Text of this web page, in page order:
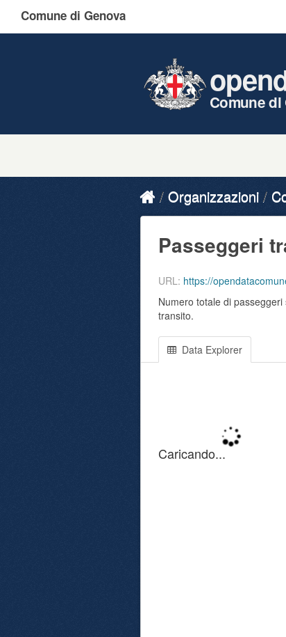
Comune di Genova
Comune di
Organizzazioni
Passeggeri
URL: https://
Numero totale di
transito.
Data Explorer